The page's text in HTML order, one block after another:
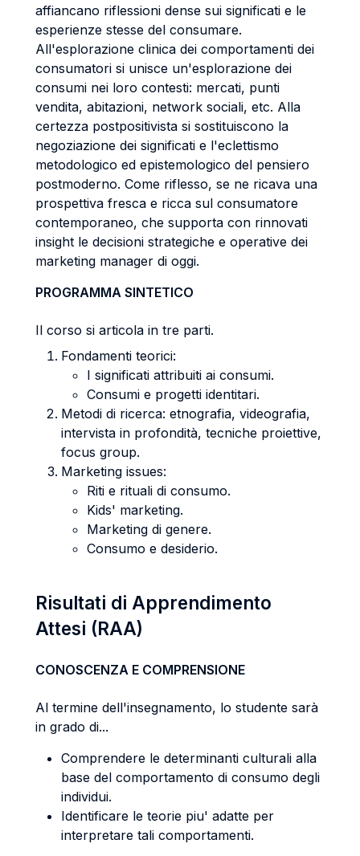
affiancano riflessioni dense sui significati e le
esperienze stesse del consumare.
All'esplorazione clinica dei comportamenti dei
consumatori si unisce un'esplorazione dei
consumi nei loro contesti: mercati, punti
vendita, abitazioni, network sociali, etc. Alla
certezza postpositivista si sostituiscono la
negoziazione dei significati e l'eclettismo
metodologico ed epistemologico del pensiero
postmoderno. Come riflesso, se ne ricava una
prospettiva fresca e ricca sul consumatore
contemporaneo, che supporta con rinnovati
insight le decisioni strategiche e operative dei
marketing manager di oggi.
PROGRAMMA SINTETICO
Il corso si articola in tre parti.
Fondamenti teorici:
I significati attribuiti ai consumi.
Consumi e progetti identitari.
Metodi di ricerca: etnografia, videografia,
intervista in profondità, tecniche proiettive,
focus group.
Marketing issues:
Riti e rituali di consumo.
Kids' marketing.
Marketing di genere.
Consumo e desiderio.
Risultati di Apprendimento
Attesi (RAA)
CONOSCENZA E COMPRENSIONE
Al termine dell'insegnamento, lo studente sarà
in grado di...
Comprendere le determinanti culturali alla
base del comportamento di consumo degli
individui.
Identificare le teorie piu' adatte per
interpretare tali comportamenti.